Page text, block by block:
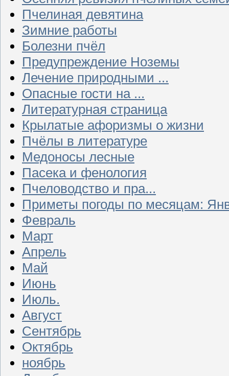
Пчелиная девятина
Зимние работы
Болезни пчёл
Предупреждение Ноземы
Лечение природными ...
Опасные гости на ...
Литературная страница
Крылатые афоризмы о жизни
Пчёлы в литературе
Медоносы лесные
Пасека и фенология
Пчеловодство и пра...
Приметы погоды по месяцам:
Февраль
Март
Апрель
Май
Июнь
Июль.
Август
Сентябрь
Октябрь
ноябрь